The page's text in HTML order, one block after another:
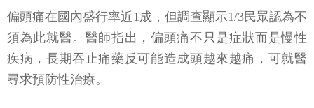
偏頭痛在國內盛行率近1成，但調查顯示1/3民眾認為不
須為此就醫。醫師指出，偏頭痛不只是症狀而是慢性
疾病，長期吞止痛藥反可能造成頭越來越痛，可就醫
尋求預防性治療。